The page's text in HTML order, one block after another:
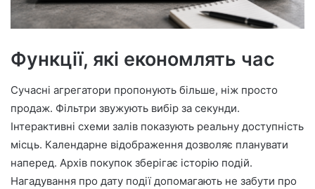
Функції, які економлять час
Сучасні агрегатори пропонують більше, ніж просто
продаж. Фільтри звужують вибір за секунди.
Інтерактивні схеми залів показують реальну доступність
місць. Календарне відображення дозволяє планувати
наперед. Архів покупок зберігає історію подій.
Нагадування про дату події допомагають не забути про